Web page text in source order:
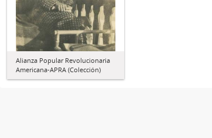
Alianza Popular Revolucionaria
Americana-APRA (Colección)